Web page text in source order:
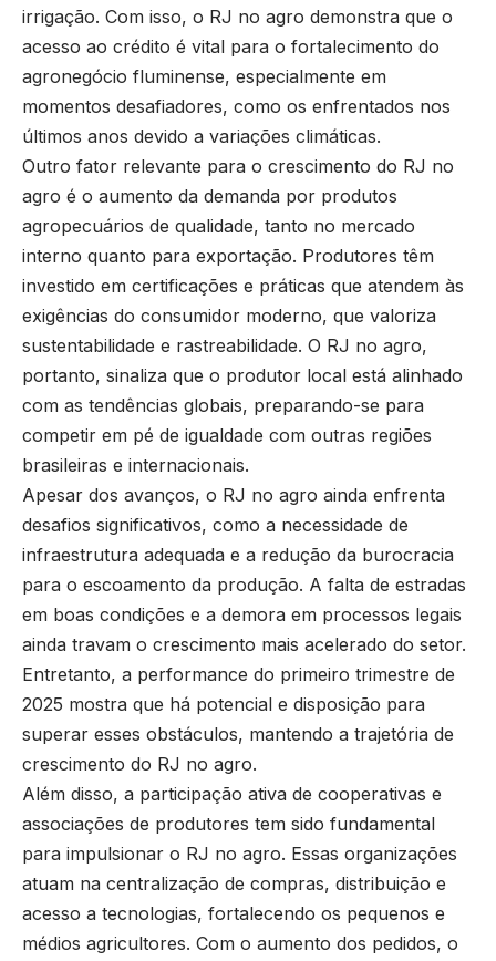
irrigação. Com isso, o RJ no agro demonstra que o
acesso ao crédito é vital para o fortalecimento do
agronegócio fluminense, especialmente em
momentos desafiadores, como os enfrentados nos
últimos anos devido a variações climáticas.
Outro fator relevante para o crescimento do RJ no
agro é o aumento da demanda por produtos
agropecuários de qualidade, tanto no mercado
interno quanto para exportação. Produtores têm
investido em certificações e práticas que atendem às
exigências do consumidor moderno, que valoriza
sustentabilidade e rastreabilidade. O RJ no agro,
portanto, sinaliza que o produtor local está alinhado
com as tendências globais, preparando-se para
competir em pé de igualdade com outras regiões
brasileiras e internacionais.
Apesar dos avanços, o RJ no agro ainda enfrenta
desafios significativos, como a necessidade de
infraestrutura adequada e a redução da burocracia
para o escoamento da produção. A falta de estradas
em boas condições e a demora em processos legais
ainda travam o crescimento mais acelerado do setor.
Entretanto, a performance do primeiro trimestre de
2025 mostra que há potencial e disposição para
superar esses obstáculos, mantendo a trajetória de
crescimento do RJ no agro.
Além disso, a participação ativa de cooperativas e
associações de produtores tem sido fundamental
para impulsionar o RJ no agro. Essas organizações
atuam na centralização de compras, distribuição e
acesso a tecnologias, fortalecendo os pequenos e
médios agricultores. Com o aumento dos pedidos, o